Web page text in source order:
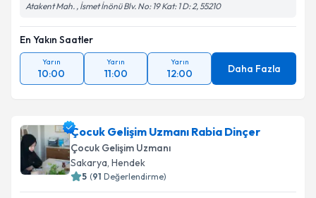
Atakent Mah. , İsmet İnönü Blv. No: 19 Kat: 1 D: 2, 55210
En Yakın Saatler
Yarın
10:00
Yarın
11:00
Yarın
12:00 Daha Fazla
Çocuk Gelişim Uzmanı Rabia Dinçer
Çocuk Gelişim Uzmanı
Sakarya, Hendek
5 (91 Değerlendirme)